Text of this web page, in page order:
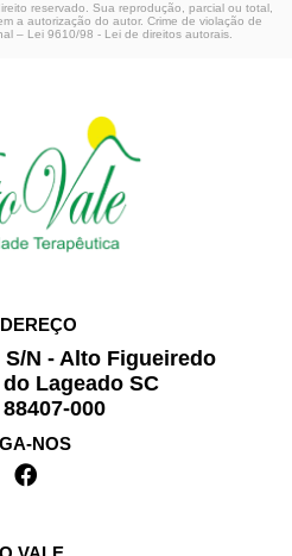
reservado. Sua reprodução, parcial ou total,
a autorização do autor. Crime de violação de
– Lei 9610/98 - Lei de direitos autorais
N - Alto Figueiredo
Lageado SC
000
NOS